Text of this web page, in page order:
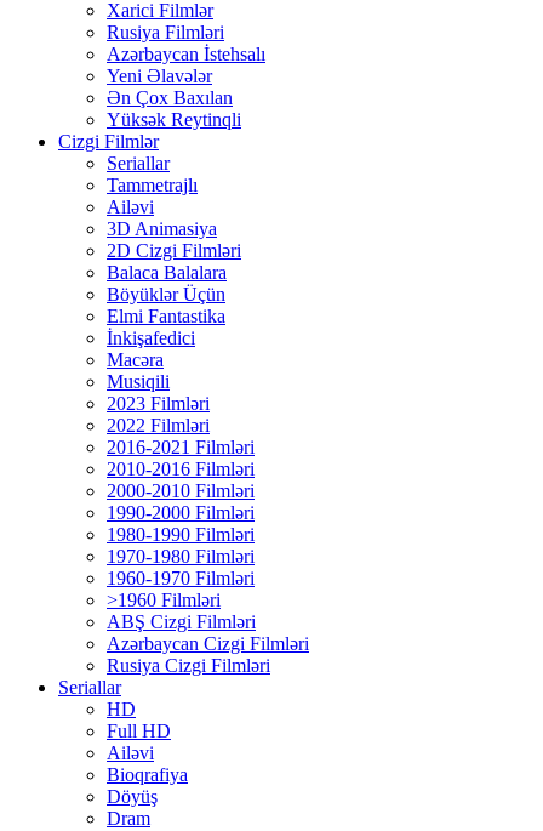
Xarici Filmlər
Rusiya Filmləri
Azərbaycan İstehsalı
Yeni Əlavələr
Ən Çox Baxılan
Yüksək Reytinqli
Cizgi Filmlər
Seriallar
Tammetrajlı
Ailəvi
3D Animasiya
2D Cizgi Filmləri
Balaca Balalara
Böyüklər Üçün
Elmi Fantastika
İnkişafedici
Macəra
Musiqili
2023 Filmləri
2022 Filmləri
2016-2021 Filmləri
2010-2016 Filmləri
2000-2010 Filmləri
1990-2000 Filmləri
1980-1990 Filmləri
1970-1980 Filmləri
1960-1970 Filmləri
>1960 Filmləri
ABŞ Cizgi Filmləri
Azərbaycan Cizgi Filmləri
Rusiya Cizgi Filmləri
Seriallar
HD
Full HD
Ailəvi
Bioqrafiya
Döyüş
Dram